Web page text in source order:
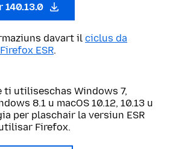
140.13.0
davart il ciclus da
ESR.
ti utiliseschas Windows 7,
8.1 u macOS 10.12, 10.13 u
per plaschair la versiun ESR
Firefox.